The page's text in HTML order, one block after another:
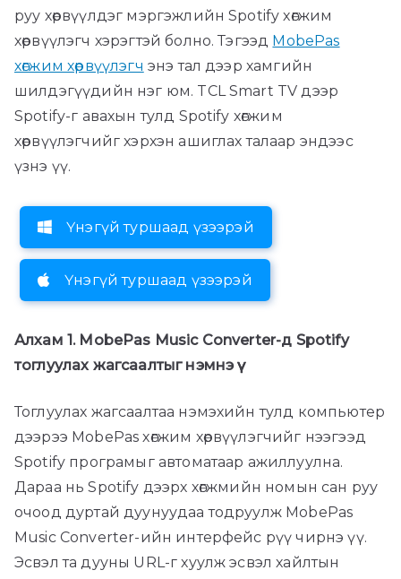
руу хөрвүүлдэг мэргэжлийн Spotify хөгжим
хөрвүүлэгч хэрэгтэй болно. Тэгээд MobePas
хөгжим хөрвүүлэгч энэ тал дээр хамгийн
шилдэгүүдийн нэг юм. TCL Smart TV дээр
Spotify-г авахын тулд Spotify хөгжим
хөрвүүлэгчийг хэрхэн ашиглах талаар эндээс
үзнэ үү.
Үнэгүй туршаад үзээрэй
Үнэгүй туршаад үзээрэй
Алхам 1. MobePas Music Converter-д Spotify
тоглуулах жагсаалтыг нэмнэ үү
Тоглуулах жагсаалтаа нэмэхийн тулд компьютер
дээрээ MobePas хөгжим хөрвүүлэгчийг нээгээд
Spotify програмыг автоматаар ажиллуулна.
Дараа нь Spotify дээрх хөгжмийн номын сан руу
очоод дуртай дуунуудаа тодруулж MobePas
Music Converter-ийн интерфейс рүү чирнэ үү.
Эсвэл та дууны URL-г хуулж эсвэл хайлтын